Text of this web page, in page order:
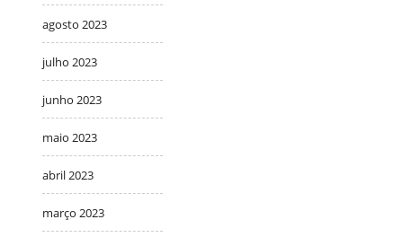
agosto 2023
julho 2023
junho 2023
maio 2023
abril 2023
março 2023